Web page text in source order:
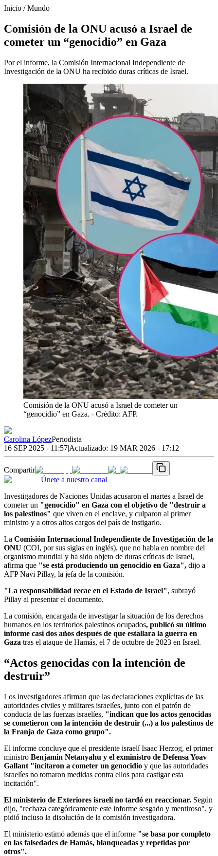
Inicio /Mundo
Comisión de la ONU acusó a Israel de
cometer un “genocidio” en Gaza
Por el informe, la Comisión Internacional Independiente de
Investigación de la ONU ha recibido duras críticas de Israel.
Comisión de la ONU acusó a Israel de cometer un
“genocidio” en Gaza. - Crédito: AFP.
Carolina LópezPeriodista
16 SEP 2025 - 11:57|Actualizado: 19 MAR 2026 - 17:12
Compartir
Únete a nuestro canal
Investigadores de Naciones Unidas acusaron el martes a Israel de
cometer un "genocidio" en Gaza con el objetivo de "destruir a
los palestinos" que viven en el enclave, y culparon al primer
ministro y a otros altos cargos del país de instigarlo.
La Comisión Internacional Independiente de Investigación de la
ONU (COI, por sus siglas en inglés), que no habla en nombre del
organismo mundial y ha sido objeto de duras críticas de Israel,
afirma que "se está produciendo un genocidio en Gaza", dijo a
AFP Navi Pillay, la jefa de la comisión.
"La responsabilidad recae en el Estado de Israel", subrayó
Pillay al presentar el documento.
La comisión, encargada de investigar la situación de los derechos
humanos en los territorios palestinos ocupados, publicó su último
informe casi dos años después de que estallara la guerra en
Gaza tras el ataque de Hamás, el 7 de octubre de 2023 en Israel.
“Actos genocidas con la intención de
destruir”
Los investigadores afirman que las declaraciones explícitas de las
autoridades civiles y militares israelíes, junto con el patrón de
conducta de las fuerzas israelíes, "indican que los actos genocidas
se cometieron con la intención de destruir (...) a los palestinos de
la Franja de Gaza como grupo".
El informe concluye que el presidente israelí Isaac Herzog, el primer
ministro Benjamin Netanyahu y el exministro de Defensa Yoav
Gallant "incitaron a cometer un genocidio y que las autoridades
israelíes no tomaron medidas contra ellos para castigar esta
incitación".
El ministerio de Exteriores israelí no tardó en reaccionar. Según
dijo, "rechaza categóricamente este informe sesgado y mentiroso", y
pidió incluso la disolución de la comisión investigadora.
El ministerio estimó además que el informe "se basa por completo
en las falsedades de Hamás, blanqueadas y repetidas por
otros".